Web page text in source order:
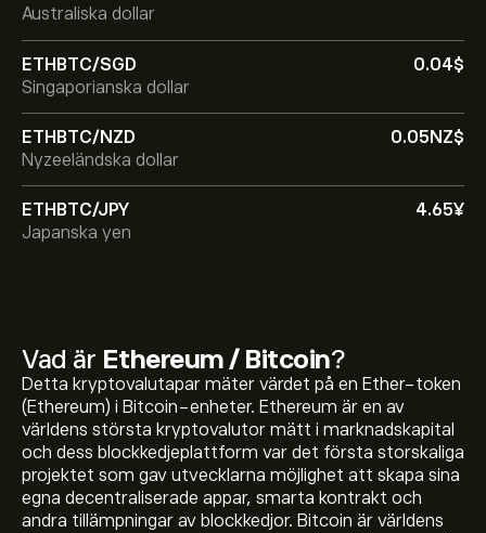
Australiska dollar
ETHBTC/SGD
0.04‎$‎
Singaporianska dollar
ETHBTC/NZD
0.05‎NZ$‎
Nyzeeländska dollar
ETHBTC/JPY
4.65‎¥‎
Japanska yen
Vad är Ethereum / Bitcoin?
Detta kryptovalutapar mäter värdet på en Ether-token
(Ethereum) i Bitcoin-enheter. Ethereum är en av
världens största kryptovalutor mätt i marknadskapital
och dess blockkedjeplattform var det första storskaliga
projektet som gav utvecklarna möjlighet att skapa sina
egna decentraliserade appar, smarta kontrakt och
andra tillämpningar av blockkedjor. Bitcoin är världens